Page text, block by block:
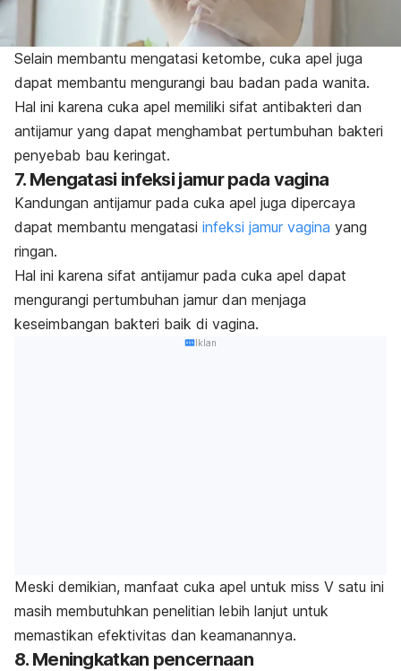
Selain membantu mengatasi ketombe, cuka apel juga
dapat membantu mengurangi bau badan pada wanita.
Hal ini karena cuka apel memiliki sifat antibakteri dan
antijamur yang dapat menghambat pertumbuhan bakteri
penyebab bau keringat.
7. Mengatasi infeksi jamur pada vagina
Kandungan antijamur pada cuka apel juga dipercaya
dapat membantu mengatasi infeksi jamur vagina yang
ringan.
Hal ini karena sifat antijamur pada cuka apel dapat
mengurangi pertumbuhan jamur dan menjaga
keseimbangan bakteri baik di vagina.
Iklan
Meski demikian, manfaat cuka apel untuk miss V satu ini
masih membutuhkan penelitian lebih lanjut untuk
memastikan efektivitas dan keamanannya.
8. Meningkatkan pencernaan